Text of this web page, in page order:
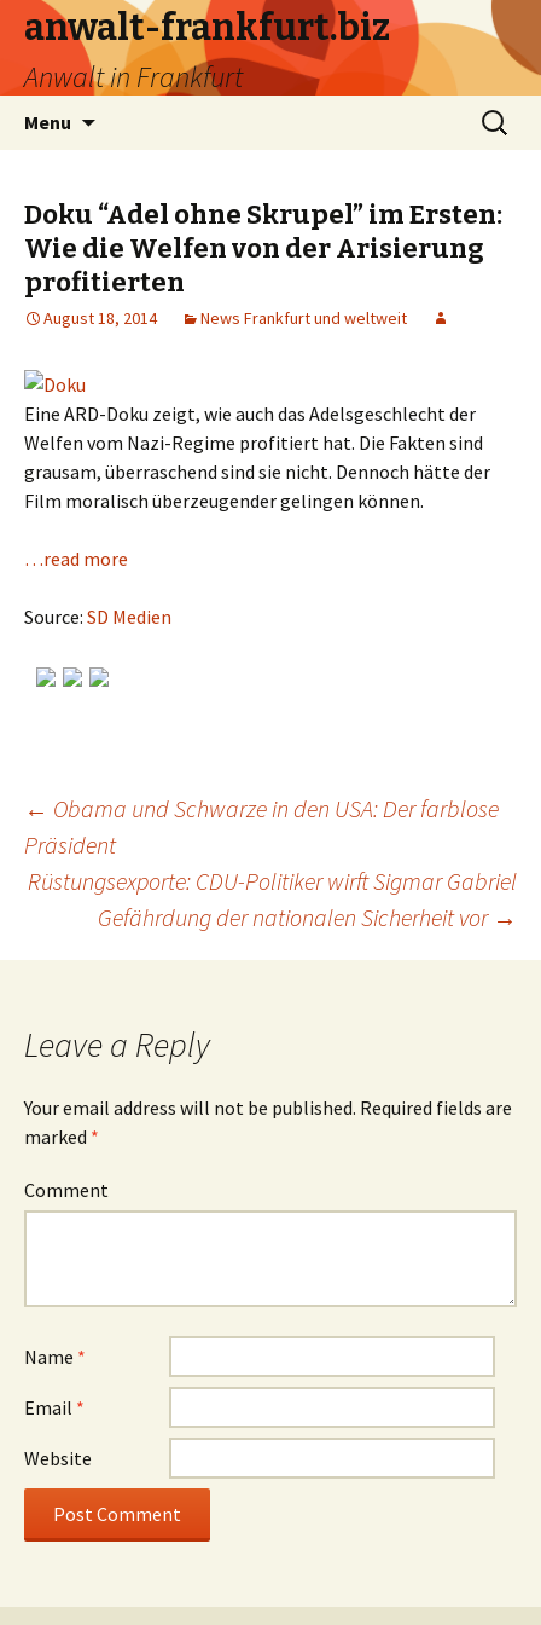
anwalt-frankfurt.biz
Anwalt in Frankfurt
Menu
Search
for:
Doku “Adel ohne Skrupel” im Ersten:
Wie die Welfen von der Arisierung
profitierten
August 18, 2014 News Frankfurt und weltweit
Eine ARD-Doku zeigt, wie auch das Adelsgeschlecht der
Welfen vom Nazi-Regime profitiert hat. Die Fakten sind
grausam, überraschend sind sie nicht. Dennoch hätte der
Film moralisch überzeugender gelingen können.
…read more
Source: SD Medien
Post
navigation
← Obama und Schwarze in den USA: Der farblose
Präsident
Rüstungsexporte: CDU-Politiker wirft Sigmar Gabriel
Gefährdung der nationalen Sicherheit vor →
Leave a Reply
Your email address will not be published. Required fields are
marked *
Comment
Name *
Email *
Website